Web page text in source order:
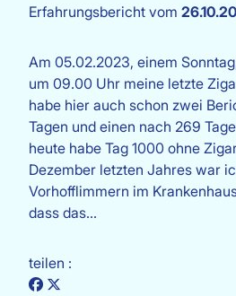
Erfahrungsbericht vom
Am 05.02.2023, einem
um 09.00 Uhr meine letzte
habe hier auch schon zwei
Tagen und einen nach 269
heute habe Tag 1000 ohne
Dezember letzten Jahres war
Vorhofflimmern im
dass das…
teilen :